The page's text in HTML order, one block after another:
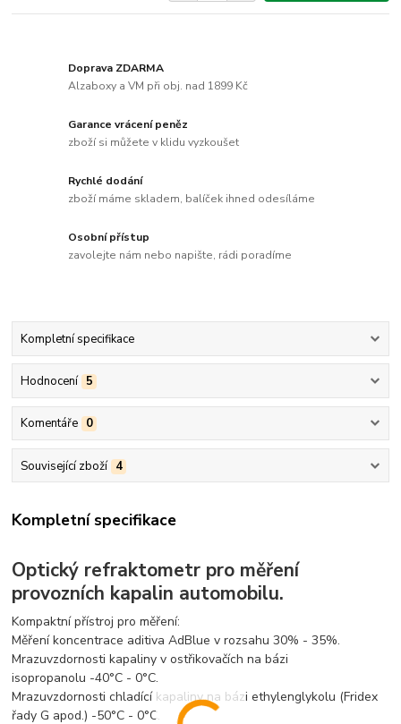
Doprava ZDARMA
Alzaboxy a VM při obj. nad 1899 Kč
Garance vrácení peněz
zboží si můžete v klidu vyzkoušet
Rychlé dodání
zboží máme skladem, balíček ihned odesíláme
Osobní přístup
zavolejte nám nebo napište, rádi poradíme
Kompletní specifikace
Hodnocení 5
Komentáře 0
Související zboží 4
Kompletní specifikace
Optický refraktometr pro měření
provozních kapalin automobilu.
Kompaktní přístroj pro měření:
Měření koncentrace aditiva AdBlue v rozsahu 30% - 35%.
Mrazuvzdornosti kapaliny v ostřikovačích na bázi
isopropanolu -40°C - 0°C.
Mrazuvzdornosti chladící kapaliny na bázi ethylenglykolu (Fridex
řady G apod.) -50°C - 0°C.